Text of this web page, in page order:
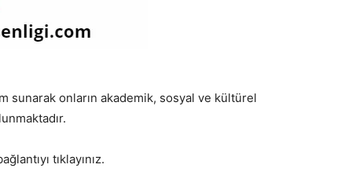
onların akademik, sosyal ve kültürel
tıklayınız.